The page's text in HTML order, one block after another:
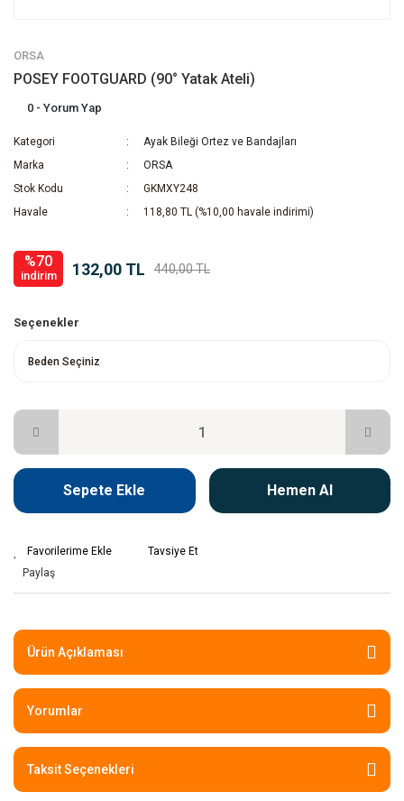
ORSA
POSEY FOOTGUARD (90° Yatak Ateli)
0 - Yorum Yap
Kategori
Ayak Bileği Ortez ve Bandajları
Marka
ORSA
Stok Kodu
GKMXY248
Havale
118,80 TL (%10,00 havale indirimi)
%70
indirim 132,00 TL 440,00 TL
Seçenekler
Sepete Ekle Hemen Al
Tavsiye Et
Paylaş
Ürün Açıklaması
Yorumlar
Taksit Seçenekleri